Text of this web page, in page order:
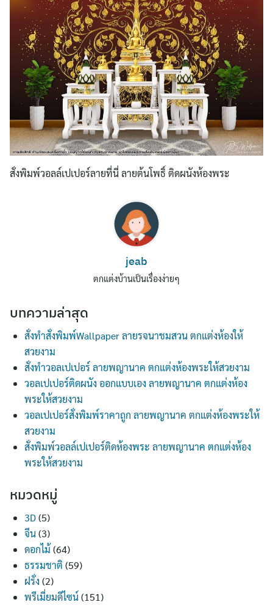
สั่งพิมพ์วอลล์เปเปอร์ลายที่นี่ ลายต้นโพธิ์ ติดผนังห้องพระ
jeab
ตกแต่งบ้านเป็นเรื่องง่ายๆ
บทความล่าสุด
สั่งทำสั่งพิมพ์Wallpaper ลายรจนาชมสวน ตกแต่งห้องให้
สวยงาม
สั่งทำวอลเปเปอร์ ลายพญานาค ตกแต่งห้องพระให้สวยงาม
วอลเปเปอร์ติดผนัง ออกแบบเอง ลายพญานาค ตกแต่งห้อง
พระให้สวยงาม
วอลเปเปอร์สั่งพิมพ์ราคาถูก ลายพญานาค ตกแต่งห้องพระให้
สวยงาม
สั่งพิมพ์วอลล์เปเปอร์ติดห้องพระ ลายพญานาค ตกแต่งห้อง
พระให้สวยงาม
หมวดหมู่
3D(5)
จีน(3)
ดอกไม้ (64)
ธรรมชาติ (59)
ฝรั่ง (2)
พรีเมี่ยมดีไซน์(151)